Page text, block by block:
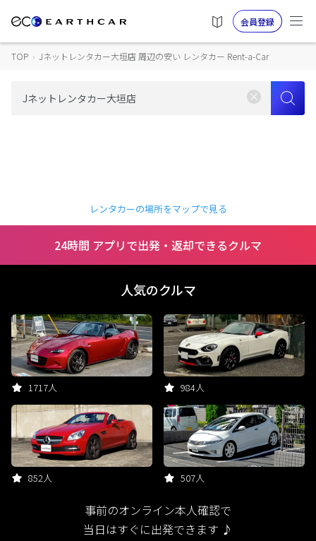
会員登録
TOP › Jネットレンタカー大垣店 周辺の安い レンタカー Rent-a-Car
レンタカーの場所をマップで見る
24時間 アプリで出発・返却できるクルマ
人気のクルマ
1717人 984人
852人 507人
事前のオンライン本人確認で
当日はすぐに出発できます ♪